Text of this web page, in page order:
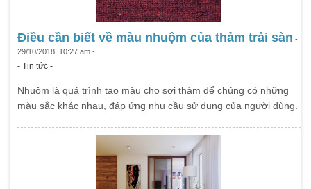
Điều cần biết về màu nhuộm của thảm trải sàn -
29/10/2018, 10:27 am -
- Tin tức -
Nhuộm là quá trình tạo màu cho sợi thảm để chúng có những
màu sắc khác nhau, đáp ứng nhu cầu sử dụng của người dùng.